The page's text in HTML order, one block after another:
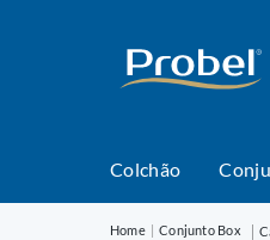
Colchão
Conjunto Box